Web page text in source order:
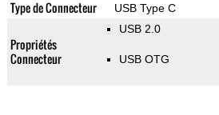
Type de Connecteur USB Type C
Propriétés
Connecteur
USB 2.0
USB OTG